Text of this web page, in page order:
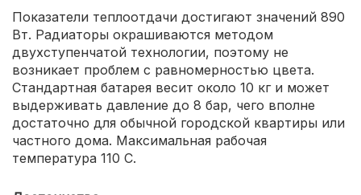
Показатели теплоотдачи достигают значений 890
Вт. Радиаторы окрашиваются методом
двухступенчатой технологии, поэтому не
возникает проблем с равномерностью цвета.
Стандартная батарея весит около 10 кг и может
выдерживать давление до 8 бар, чего вполне
достаточно для обычной городской квартиры или
частного дома. Максимальная рабочая
температура 110 С.